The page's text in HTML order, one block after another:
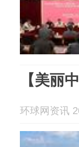
【美丽
环球网资讯